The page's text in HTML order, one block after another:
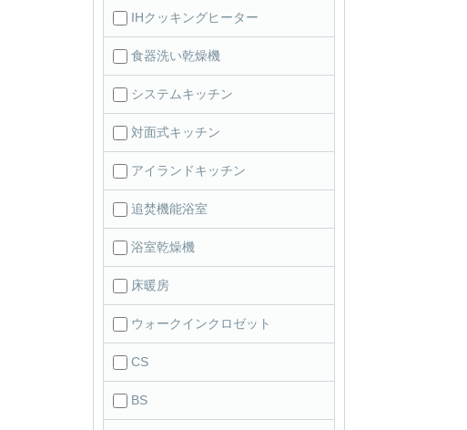
IHクッキングヒーター
食器洗い乾燥機
システムキッチン
対面式キッチン
アイランドキッチン
追焚機能浴室
浴室乾燥機
床暖房
ウォークインクロゼット
CS
BS